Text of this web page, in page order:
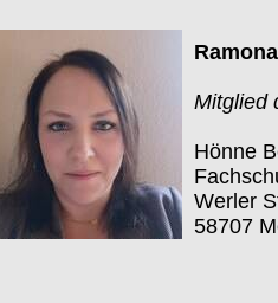
Mitglied
Hönne
Werler
58707